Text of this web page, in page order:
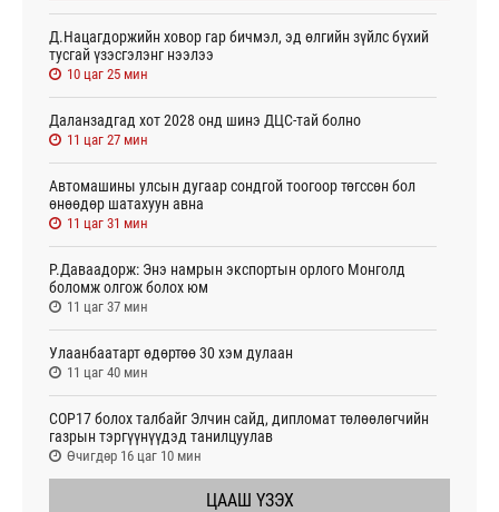
Д.Нацагдоржийн ховор гар бичмэл, эд өлгийн зүйлс бүхий
тусгай үзэсгэлэнг нээлээ
10 цаг 25 мин
Даланзадгад хот 2028 онд шинэ ДЦС-тай болно
11 цаг 27 мин
Автомашины улсын дугаар сондгой тоогоор төгссөн бол
өнөөдөр шатахуун авна
11 цаг 31 мин
Р.Даваадорж: Энэ намрын экспортын орлого Монголд
боломж олгож болох юм
11 цаг 37 мин
Улаанбаатарт өдөртөө 30 хэм дулаан
11 цаг 40 мин
СОР17 болох талбайг Элчин сайд, дипломат төлөөлөгчийн
газрын тэргүүнүүдэд танилцуулав
Өчигдөр 16 цаг 10 мин
ЦААШ ҮЗЭХ